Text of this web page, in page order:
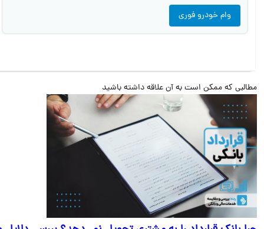
وام خودرو فوری
که ممکن است به آن علاقه داشته باشید